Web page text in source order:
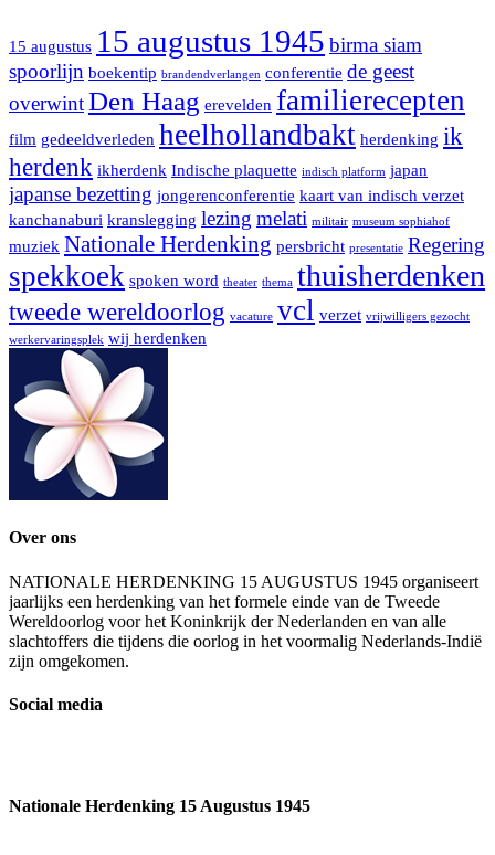
15 augustus 15 augustus 1945 birma siam
spoorlijn boekentip brandendverlangen conferentie de geest
overwintDen Haag erevelden familierecepten
film gedeeldverleden heelhollandbakt herdenking ik
herdenk ikherdenk Indische plaquette indisch platform japan
japanse bezetting jongerenconferentie kaart van indisch verzet
kanchanaburi kranslegging lezing melati militair museum sophiahof
muziek Nationale Herdenking persbricht presentatie Regering
spekkoek spoken word theater thema thuisherdenken
tweede wereldoorlog vacature vcl verzet vrijwilligers gezocht
werkervaringsplek wij herdenken
Over ons
NATIONALE HERDENKING 15 AUGUSTUS 1945 organiseert
jaarlijks een herdenking van het formele einde van de Tweede
Wereldoorlog voor het Koninkrijk der Nederlanden en van alle
slachtoffers die tijdens die oorlog in het voormalig Nederlands-Indië
zijn omgekomen.
Social media
Nationale Herdenking 15 Augustus 1945